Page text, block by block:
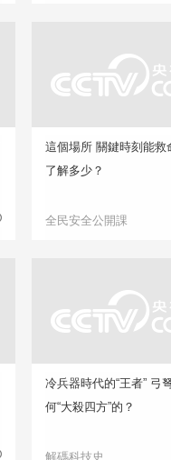
這個場所 關鍵時刻能救
了解多少？
全民安全公開課
冷兵器時代的“王者” 弓
何“大殺四方”的？
解碼科技史